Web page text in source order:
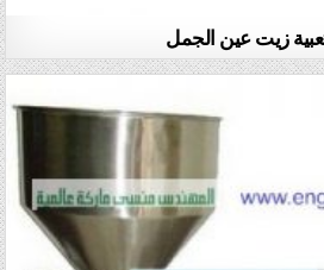
زيت عين الجمل